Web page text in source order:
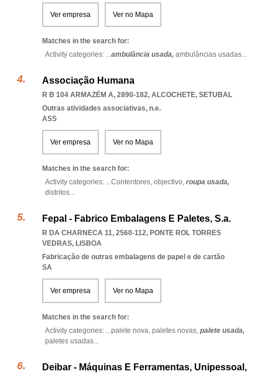
Ver empresa Ver no Mapa
Matches in the search for:
Activity categories: ...ambulância usada, ambulâncias usadas...
Associação Humana
R B 104 ARMAZÉM A, 2890-182, ALCOCHETE, SETUBAL
Outras atividades associativas, n.e.
ASS
Ver empresa Ver no Mapa
Matches in the search for:
Activity categories: ...Contentores, objectivo, roupa usada,
distritos...
Fepal - Fabrico Embalagens E Paletes, S.a.
R DA CHARNECA 11, 2560-112, PONTE ROL TORRES
VEDRAS, LISBOA
Fabricação de outras embalagens de papel e de cartão
SA
Ver empresa Ver no Mapa
Matches in the search for:
Activity categories: ...palete nova, paletes novas, palete usada,
paletes usadas...
Deibar - Máquinas E Ferramentas, Unipessoal,